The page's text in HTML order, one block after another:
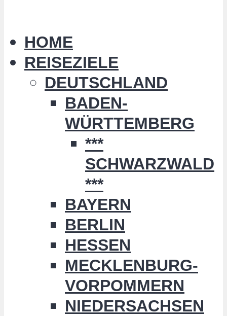
HOME
REISEZIELE
DEUTSCHLAND
BADEN-
WÜRTTEMBERG
***
SCHWARZWALD
***
BAYERN
BERLIN
HESSEN
MECKLENBURG-
VORPOMMERN
NIEDERSACHSEN